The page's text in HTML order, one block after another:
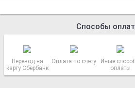
Способы
Перевод на
карту Сбербанк
Оплата по счету
Иные
оплаты